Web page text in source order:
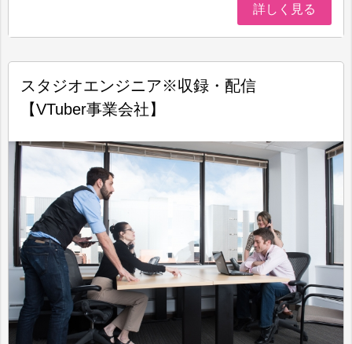
詳しく見る
スタジオエンジニア※収録・配信
【VTuber事業会社】